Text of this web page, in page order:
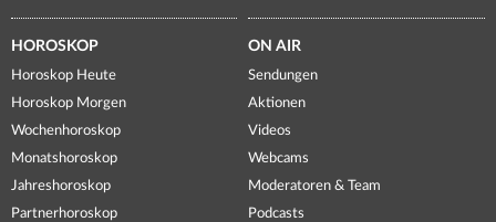
HOROSKOP
Horoskop Heute
Horoskop Morgen
Wochenhoroskop
Monatshoroskop
Jahreshoroskop
Partnerhoroskop
ON AIR
Sendungen
Aktionen
Videos
Webcams
Moderatoren & Team
Podcasts